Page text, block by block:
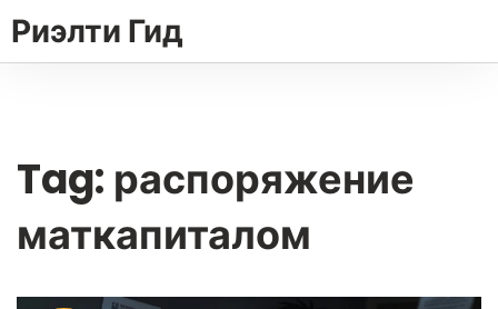
Риэлти Гид
Tag: распоряжение
маткапиталом